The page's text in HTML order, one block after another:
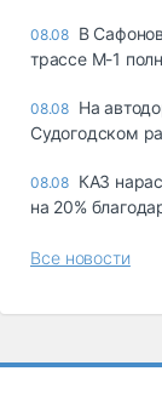
08.08 В
трассе М-1
08.08 На
Судогодском
08.08 КАЗ
на 20%
Все новости